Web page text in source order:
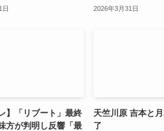
日 2026年3月31日
】「リブート」最終
方が判明し反響「最
天竺川原 吉本と
了